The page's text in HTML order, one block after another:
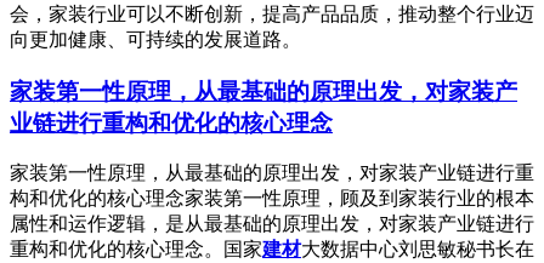
会，家装行业可以不断创新，提高产品品质，推动整个行业迈
向更加健康、可持续的发展道路。
家装第一性原理，从最基础的原理出发，对家装产
业链进行重构和优化的核心理念
家装第一性原理，从最基础的原理出发，对家装产业链进行重
构和优化的核心理念家装第一性原理，顾及到家装行业的根本
属性和运作逻辑，是从最基础的原理出发，对家装产业链进行
重构和优化的核心理念。国家建材大数据中心刘思敏秘书长在